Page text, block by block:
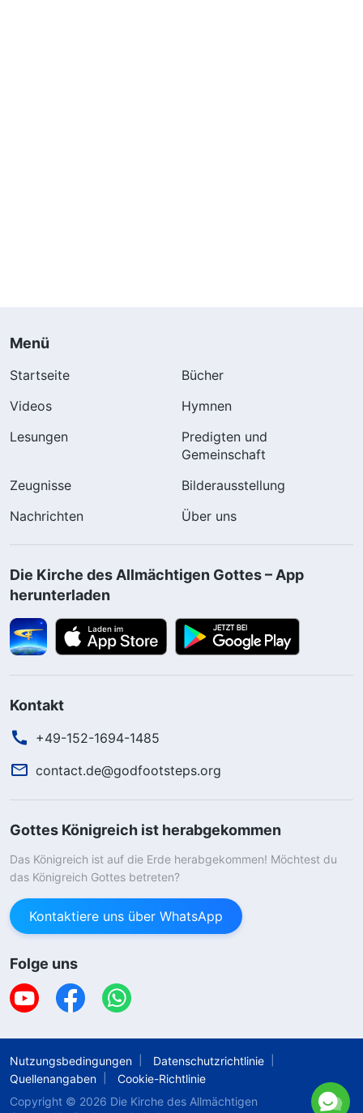
Menü
Startseite
Bücher
Videos
Hymnen
Lesungen
Predigten und
Gemeinschaft
Zeugnisse
Bilderausstellung
Nachrichten
Über uns
Die Kirche des Allmächtigen Gottes – App
herunterladen
Kontakt
+49-152-1694-1485
contact.de@godfootsteps.org
Gottes Königreich ist herabgekommen
Das Königreich ist auf die Erde herabgekommen! Möchtest du
das Königreich Gottes betreten?
Kontaktiere uns über WhatsApp
Folge uns
Nutzungsbedingungen
Datenschutzrichtlinie
Quellenangaben
Cookie-Richtlinie
Copyright © 2026 Die Kirche des Allmächtigen